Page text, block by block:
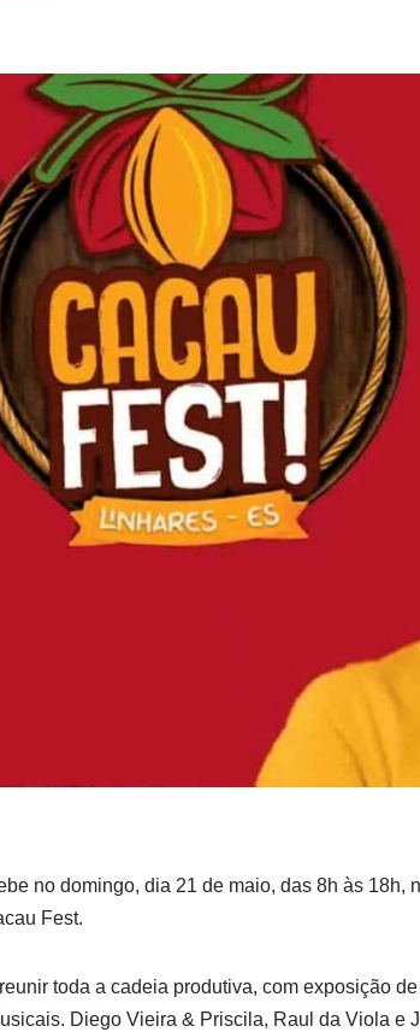
no domingo, dia 21 de maio, das 8h às 18h,
Fest.
toda a cadeia produtiva, com exposição
Diego Vieira & Priscila, Raul da Viola e